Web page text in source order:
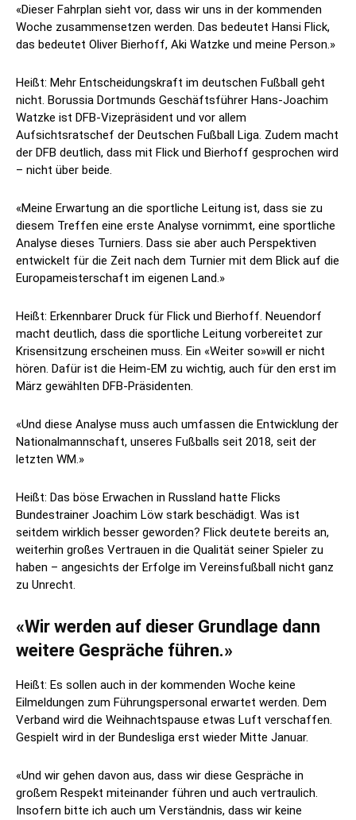
«Dieser Fahrplan sieht vor, dass wir uns in der kommenden
Woche zusammensetzen werden. Das bedeutet Hansi Flick,
das bedeutet Oliver Bierhoff, Aki Watzke und meine Person.»
Heißt: Mehr Entscheidungskraft im deutschen Fußball geht
nicht. Borussia Dortmunds Geschäftsführer Hans-Joachim
Watzke ist DFB-Vizepräsident und vor allem
Aufsichtsratschef der Deutschen Fußball Liga. Zudem macht
der DFB deutlich, dass mit Flick und Bierhoff gesprochen wird
– nicht über beide.
«Meine Erwartung an die sportliche Leitung ist, dass sie zu
diesem Treffen eine erste Analyse vornimmt, eine sportliche
Analyse dieses Turniers. Dass sie aber auch Perspektiven
entwickelt für die Zeit nach dem Turnier mit dem Blick auf die
Europameisterschaft im eigenen Land.»
Heißt: Erkennbarer Druck für Flick und Bierhoff. Neuendorf
macht deutlich, dass die sportliche Leitung vorbereitet zur
Krisensitzung erscheinen muss. Ein «Weiter so»will er nicht
hören. Dafür ist die Heim-EM zu wichtig, auch für den erst im
März gewählten DFB-Präsidenten.
«Und diese Analyse muss auch umfassen die Entwicklung der
Nationalmannschaft, unseres Fußballs seit 2018, seit der
letzten WM.»
Heißt: Das böse Erwachen in Russland hatte Flicks
Bundestrainer Joachim Löw stark beschädigt. Was ist
seitdem wirklich besser geworden? Flick deutete bereits an,
weiterhin großes Vertrauen in die Qualität seiner Spieler zu
haben – angesichts der Erfolge im Vereinsfußball nicht ganz
zu Unrecht.
«Wir werden auf dieser Grundlage dann
weitere Gespräche führen.»
Heißt: Es sollen auch in der kommenden Woche keine
Eilmeldungen zum Führungspersonal erwartet werden. Dem
Verband wird die Weihnachtspause etwas Luft verschaffen.
Gespielt wird in der Bundesliga erst wieder Mitte Januar.
«Und wir gehen davon aus, dass wir diese Gespräche in
großem Respekt miteinander führen und auch vertraulich.
Insofern bitte ich auch um Verständnis, dass wir keine